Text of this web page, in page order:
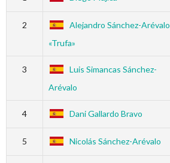
2
Alejandro Sánchez-Arévalo
«Trufa»
3
Luis Simancas Sánchez-
Arévalo
4 Dani Gallardo Bravo
5 Nicolás Sánchez-Arévalo